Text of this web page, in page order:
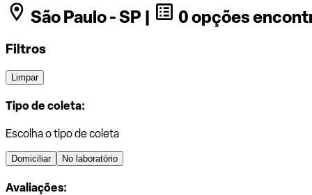
São Paulo - SP |
0 opções
Filtros
Limpar
Tipo de coleta:
Escolha o tipo de coleta
Domiciliar No laboratório
Avaliações: